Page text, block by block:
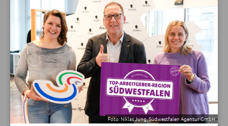
Foto: Niklas Jung, Südwestfalen Agentur GmbH
Rückenwind fürs Regionalmarketing: Die von der
Südwestfalen Agentur beauftragte Studie belegt:
Südwestfalen ist eine der Top-Arbeitgeberregionen
Deutschlands. Zur Freude von Marie Ting (Leitung
Regionalmarketing, l.), Hubertus Winterberg
(Geschäftsführer, m.) und Saskia Haardt-Cerff
(Projektleitung Arbeitgeberschmiede Südwestfalen)
von der Südwestfalen Agentur.
MEHR